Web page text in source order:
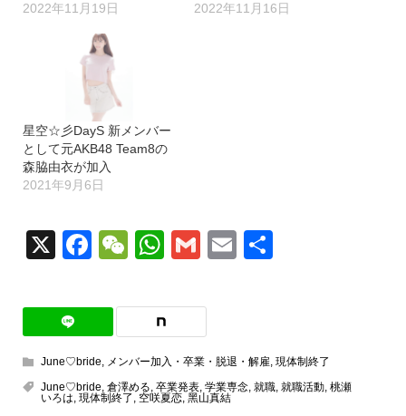
2022年11月19日
2022年11月16日
星空☆彡DayS 新メンバー
として元AKB48 Team8の
森脇由衣が加入
2021年9月6日
X Facebook
WeChat
WhatsApp
GmailEmail
June♡bride, メンバー加入・卒業・脱退・解雇, 現体制終了
June♡bride, 倉澤める, 卒業発表, 学業専念, 就職, 就職活動, 桃瀬
いろは, 現体制終了 , 空咲夏恋, 黑山真結